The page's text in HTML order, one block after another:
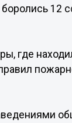
12
где